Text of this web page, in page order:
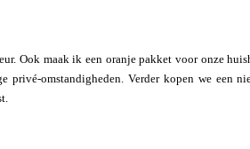
Ook maak ik een oranje pakket voor onze
privé-omstandigheden. Verder kopen we een